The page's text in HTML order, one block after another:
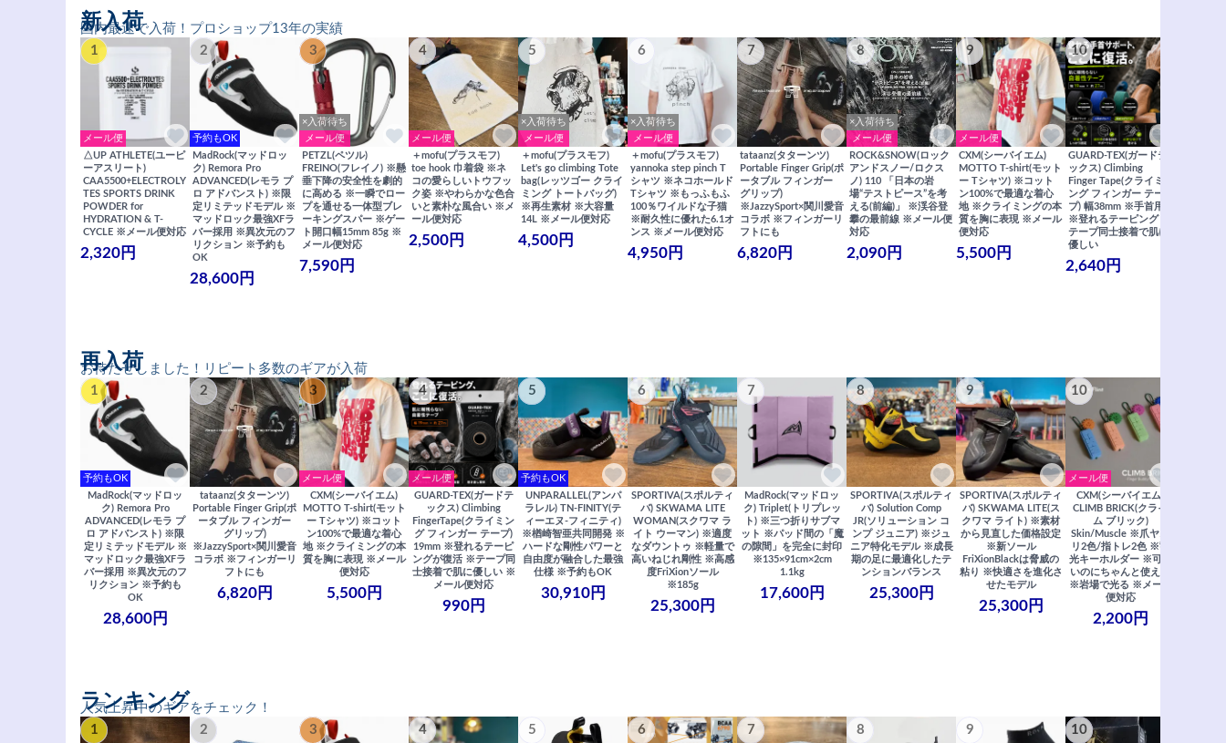
国内最速で入荷！プロショップ13年の実績
新入荷
1
メール便
△UP ATHLETE(ユーピ
ーアスリート)
CAA5500+ELECTROLY
TES SPORTS DRINK
POWDER for
HYDRATION & T-
CYCLE ※メール便対応
2,320円
2
予約もOK
MadRock(マッドロッ
ク) Remora Pro
ADVANCED(レモラ プ
ロ アドバンスト) ※限
定リミテッドモデル ※
マッドロック最強XFラ
バー採用 ※異次元のフ
リクション ※予約も
OK
28,600円
3
×入荷待ち
メール便
PETZL(ペツル)
FREINO(フレイノ) ※懸
垂下降の安全性を劇的
に高める ※一瞬でロー
プを通せる一体型ブレ
ーキングスパー ※ゲー
ト開口幅15mm 85g ※
メール便対応
7,590円
4
メール便
＋mofu(プラスモフ)
toe hook 巾着袋 ※ネ
コの愛らしいトウフッ
ク姿 ※やわらかな色合
いと素朴な風合い ※メ
ール便対応
2,500円
5
×入荷待ち
メール便
＋mofu(プラスモフ)
Let's go climbing Tote
bag(レッツゴー クライ
ミング トートバッグ)
※再生素材 ※大容量
14L ※メール便対応
4,500円
6
×入荷待ち
メール便
＋mofu(プラスモフ)
yannoka step pinch T
シャツ ※ネコホールド
Tシャツ ※もっふもふ
100％ワイルドな子猫
※耐久性に優れた6.1オ
ンス ※メール便対応
4,950円
7
tataanz(タターンツ)
Portable Finger Grip(ポ
ータブル フィンガー
グリップ)
※JazzySport×関川愛音
コラボ ※フィンガーリ
フトにも
6,820円
8
×入荷待ち
メール便
ROCK&SNOW(ロック
アンドスノー/ロクス
ノ) 110 「日本の岩
場“テストピース”を考
える(前編)」 ※渓谷登
攀の最前線 ※メール便
対応
2,090円
9
メール便
CXM(シーバイエム)
MOTTO T-shirt(モット
ー Tシャツ) ※コット
ン100%で最適な着心
地 ※クライミングの本
質を胸に表現 ※メール
便対応
5,500円
10
GUARD-TEX(ガードテ
ックス) Climbing
Finger Tape(クライミ
ング フィンガー テー
プ) 幅38mm ※手首用
※登れるテーピング ※
テープ同士接着で肌に
優しい
2,640円
お待たせしました！リピート多数のギアが入荷
再入荷
1
予約もOK
MadRock(マッドロッ
ク) Remora Pro
ADVANCED(レモラ プ
ロ アドバンスト) ※限
定リミテッドモデル ※
マッドロック最強XFラ
バー採用 ※異次元のフ
リクション ※予約も
OK
28,600円
2
tataanz(タターンツ)
Portable Finger Grip(ポ
ータブル フィンガー
グリップ)
※JazzySport×関川愛音
コラボ ※フィンガーリ
フトにも
6,820円
3
メール便
CXM(シーバイエム)
MOTTO T-shirt(モット
ー Tシャツ) ※コット
ン100%で最適な着心
地 ※クライミングの本
質を胸に表現 ※メール
便対応
5,500円
4
メール便
GUARD-TEX(ガードテ
ックス) Climbing
FingerTape(クライミン
グ フィンガー テープ)
19mm ※登れるテーピ
ングが復活 ※テープ同
士接着で肌に優しい ※
メール便対応
990円
5
予約もOK
UNPARALLEL(アンパ
ラレル) TN-FINITY(テ
ィーエヌ-フィニティ)
※楢崎智亜共同開発 ※
ハードな剛性パワーと
自由度が融合した最強
仕様 ※予約もOK
30,910円
6
SPORTIVA(スポルティ
バ) SKWAMA LITE
WOMAN(スクワマ ラ
イト ウーマン) ※適度
なダウントゥ ※軽量で
高いねじれ剛性 ※高感
度FriXionソール
※185g
25,300円
7
MadRock(マッドロッ
ク) Triplet(トリプレッ
ト) ※三つ折りサブマ
ット ※パッド間の「魔
の隙間」を完全に封印
※135×91cm×2cm
1.1kg
17,600円
8
SPORTIVA(スポルティ
バ) Solution Comp
JR(ソリューション コ
ンプ ジュニア) ※ジュ
ニア特化モデル ※成長
期の足に最適化したテ
ンションバランス
25,300円
9
SPORTIVA(スポルティ
バ) SKWAMA LITE(ス
クワマ ライト) ※素材
から見直した価格設定
※新ソール
FriXionBlackは脅威の
粘り ※快適さを進化さ
せたモデル
25,300円
10
メール便
CXM(シーバイエム)
CLIMB BRICK(クライ
ム ブリック)
Skin/Muscle ※爪ヤス
リ2色/指トレ2色 ※蓄
光キーホルダー ※可愛
いのにちゃんと使える
※岩場で光る ※メール
便対応
2,200円
人気上昇中のギアをチェック！
ランキング
1 2 3 4 5 6 7 8 9 10